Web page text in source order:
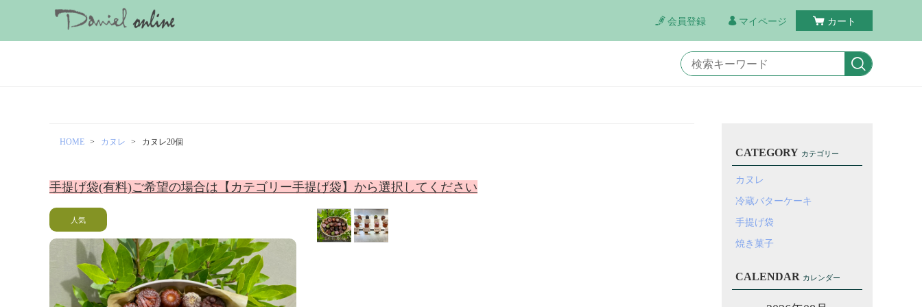
会員登録 マイページ カート
HOME カヌレ カヌレ20個
手提げ袋(有料)ご希望の場合は【カテゴリー手提げ袋】から選択してください
CATEGORY カテゴリー
カヌレ
冷蔵バターケーキ
手提げ袋
焼き菓子
CALENDAR カレンダー